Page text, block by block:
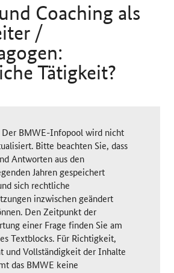
Coaching als
/
Tätigkeit?
Der BMWE-Infopool wird nicht
Bitte beachten Sie, dass
Antworten aus den
Jahren gespeichert
sich rechtliche
inzwischen geändert
Den Zeitpunkt der
einer Frage finden Sie am
Textblocks. Für Richtigkeit,
und Vollständigkeit der Inhalte
das BMWE keine